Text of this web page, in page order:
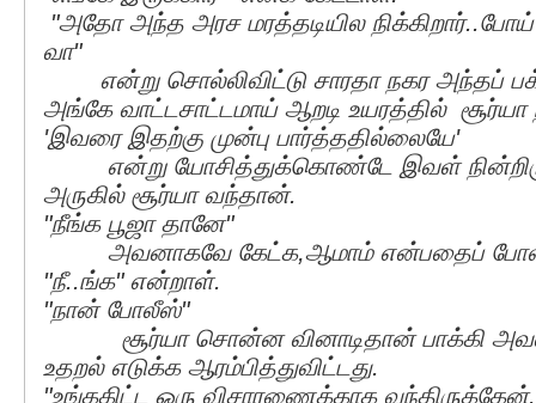
"அதோ அந்த அரச மரத்தடியில நிக்கிறார்..போய்
வா"
என்று சொல்லிவிட்டு சாரதா நகர அந்தப்
அங்கே வாட்டசாட்டமாய் ஆறடி உயரத்தில் சூர்யா
'இவரை இதற்கு முன்பு பார்த்ததில்லையே'
என்று யோசித்துக்கொண்டே இவள்
அருகில் சூர்யா வந்தான்.
"நீங்க பூஜா தானே"
அவனாகவே கேட்க,ஆமாம் என்பதைப் போல
"நீ..ங்க" என்றாள்.
"நான் போலீஸ்"
சூர்யா சொன்ன வினாடிதான் பாக்கி அவள்
உதறல் எடுக்க ஆரம்பித்துவிட்டது.
"உங்ககிட்ட ஒரு விசாரணைக்காக